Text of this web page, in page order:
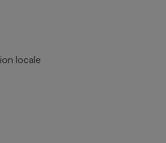
locale